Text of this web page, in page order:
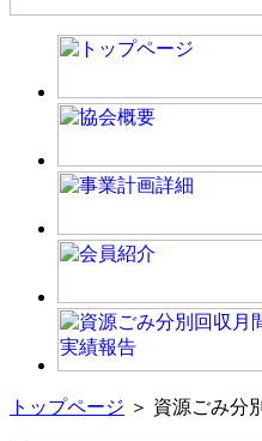
トップページ ＞ 資源ごみ分